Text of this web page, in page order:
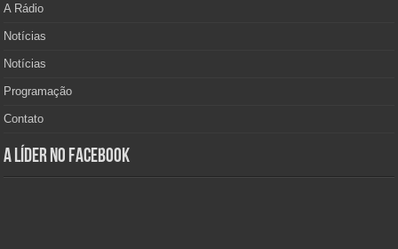
A Rádio
Notícias
Notícias
Programação
Contato
A Líder no Facebook